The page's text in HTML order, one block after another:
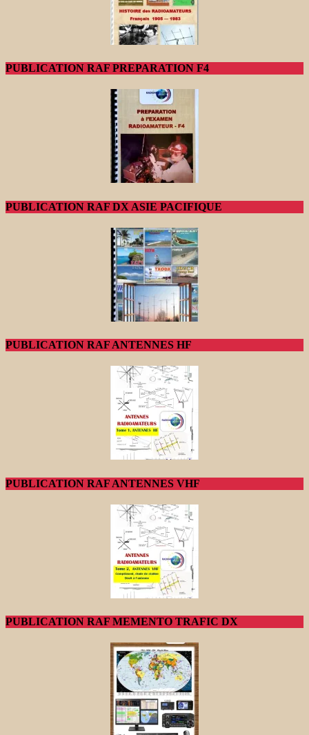
PUBLICATION RAF PREPARATION F4
PUBLICATION RAF DX ASIE PACIFIQUE
PUBLICATION RAF ANTENNES HF
PUBLICATION RAF ANTENNES VHF
PUBLICATION RAF MEMENTO TRAFIC DX